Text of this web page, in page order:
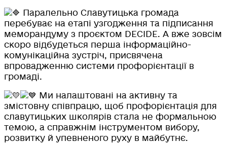
Паралельно Славутицька громада
перебуває на етапі узгодження та підписання
меморандуму з проєктом DECIDE. А вже зовсім
скоро відбудеться перша інформаційно-
комунікаційна зустріч, присвячена
впровадженню системи профорієнтації в
громаді.
Ми налаштовані на активну та
змістовну співпрацю, щоб профорієнтація для
славутицьких школярів стала не формальною
темою, а справжнім інструментом вибору,
розвитку й упевненого руху в майбутнє.